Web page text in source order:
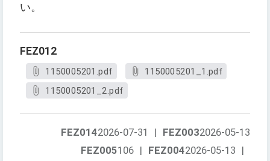
い。
FEZ012
1150005201.pdf
1150005201_1.pdf
1150005201_2.pdf
FEZ0032026-05-13
FEZ0142026-07-31
|
FEZ0042026-05-13 |
FEZ005106 |